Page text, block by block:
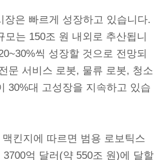
장은 빠르게 성장하고 있습니다.
모는 150조 원 내외로 추산됩니
씩 성장할 것으로 전망되
문 서비스 로봇, 물류 로봇, 청소
30%대 고성장을 지속하고 있습
킨지에 따르면 범용 로보틱스
3700억 달러(약 550조 원)에 달할